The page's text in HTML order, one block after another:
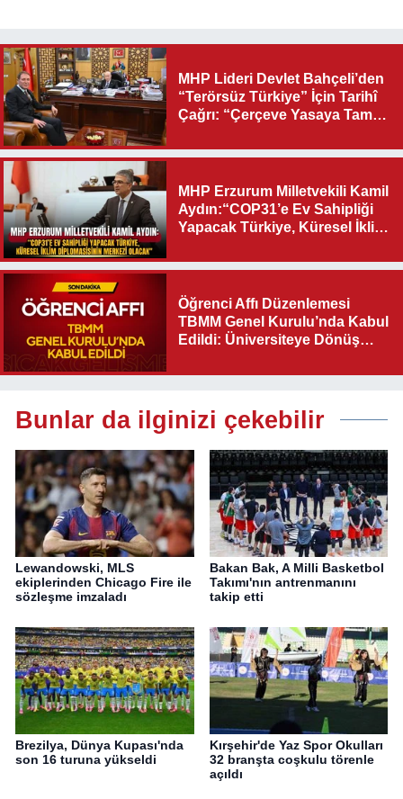
MHP Lideri Devlet Bahçeli’den
“Terörsüz Türkiye” İçin Tarihî
Çağrı: “Çerçeve Yasaya Tam
MHP Erzurum Milletvekili Kamil
Aydın:“COP31’e Ev Sahipliği
Yapacak Türkiye, Küresel İklim
Olacak"
Öğrenci Affı Düzenlemesi
TBMM Genel Kurulu’nda Kabul
Edildi: Üniversiteye Dönüş
Bunlar da ilginizi çekebilir
Lewandowski, MLS
ekiplerinden Chicago Fire ile
sözleşme imzaladı
Bakan Bak, A Milli Basketbol
Takımı'nın antrenmanını
takip etti
Brezilya, Dünya Kupası'nda
son 16 turuna yükseldi
Kırşehir'de Yaz Spor Okulları
32 branşta coşkulu törenle
açıldı